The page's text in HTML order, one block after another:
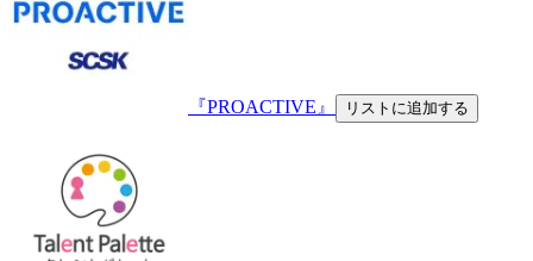
『PROACTIVE』 リストに追加する